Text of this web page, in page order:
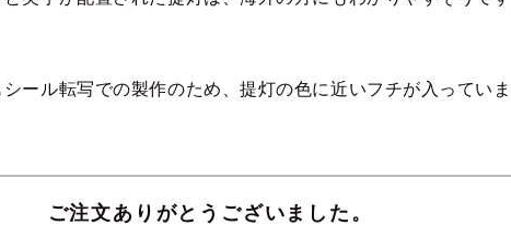
シール転写での製作のため、提灯の色に近いフチが入っていま
ご注文ありがとうございました。